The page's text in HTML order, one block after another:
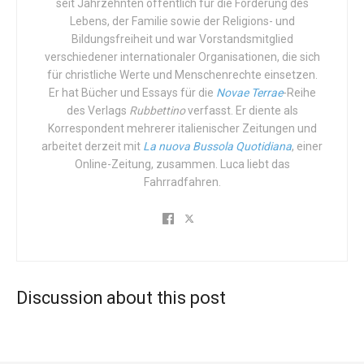
ein ungarisches Anti-Pädophilie-Gesetz an, das nach
Ansicht der Kommission und von LGBTI-Gruppen gegen
ihre Forderungen und Privilegien verstößt. 14 EU-
Mitgliedstaaten haben sich derKlageangeschlossen:
Belgien, die Niederlande, Luxemburg, Dänemark, Portugal,
Irland, Spanien, Malta,Österreich, Schweden, Slowenien,
Finnland und jetzt auch Frankreich und Deutschland. Der
Beschwerde der Kommission und vieler europäischer
Länder gegen Ungarn steht auch eine
Budapests gegen die Einmischung der Kommission
familienfreundliche Politik leitete und den kulturellen
seit Jahrzehnten öffentlich für die Förderung des
Lebens, der Familie sowie der Religions- und
Bildungsfreiheit und war Vorstandsmitglied
verschiedener internationaler Organisationen, die sich
für christliche Werte und Menschenrechte einsetzen.
Er hat Bücher und Essays für die Novae Terrae-Reihe
des Verlags Rubbettinoverfasst. Er diente als
Korrespondent mehrerer italienischer Zeitungen und
arbeitet derzeit mit La nuova Bussola Quotidiana, einer
Online-Zeitung, zusammen. Luca liebt das
Fahrradfahren.
Discussion about this post